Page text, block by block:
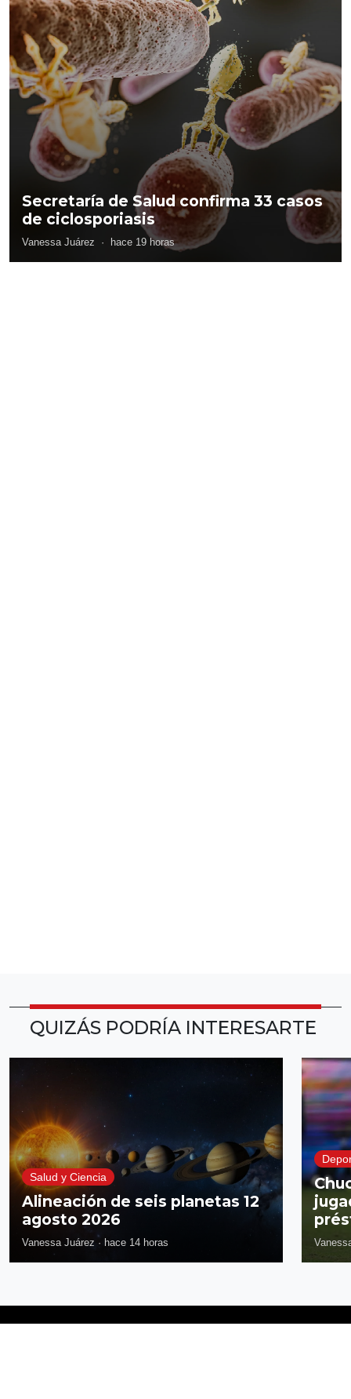
Secretaría de Salud confirma 33 casos
de ciclosporiasis
Vanessa Juárez · hace 19 horas
QUIZÁS PODRÍA INTERESARTE
Salud y Ciencia
Alineación de seis planetas 12
agosto 2026
Vanessa Juárez · hace 14 horas